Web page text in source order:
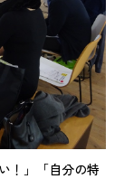
！」「自分の特